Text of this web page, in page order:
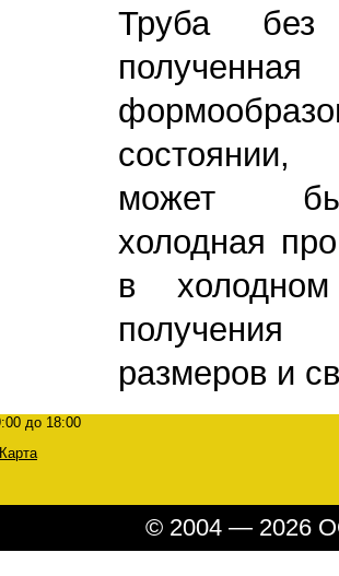
Труба без
состоянии,
может
холодная
в
размеров и
Карта
© 2004 — 2026